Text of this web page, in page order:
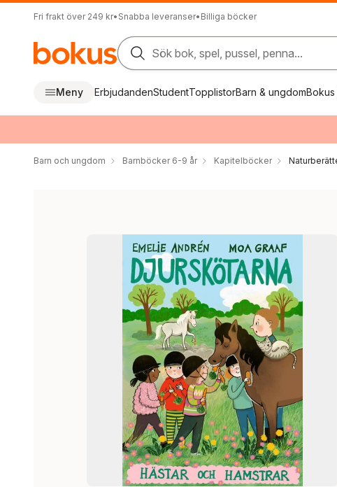
Fri frakt över 249 kr• Snabba leveranser• Billiga böcker
Sök bok, spel, pussel, penna...
Meny ErbjudandenStudentTopplistorBarn & ungdomBokus
Barn och ungdom Barnböcker 6-9 år Kapitelböcker